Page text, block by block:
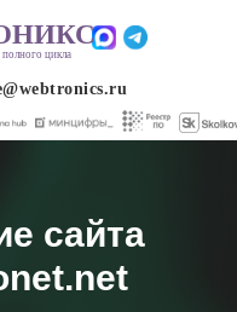
цикла
цикла
сайта